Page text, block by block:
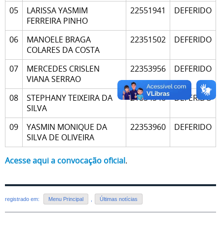
05
LARISSA YASMIM
FERREIRA PINHO
22551941 DEFERIDO
06
MANOELE BRAGA
COLARES DA COSTA
22351502 DEFERIDO
07
MERCEDES CRISLEN
VIANA SERRAO
22353956 DEFERIDO
08
STEPHANY TEIXEIRA DA
SILVA
21854546 DEFERIDO
09
YASMIN MONIQUE DA
SILVA DE OLIVEIRA
22353960 DEFERIDO
Acesse aqui a convocação oficial.
registrado em: Menu Principal Últimas notícias